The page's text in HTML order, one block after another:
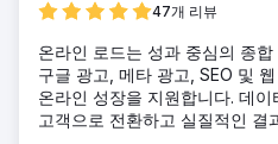
47개 리뷰
온라인 로드는 성과 중심의 종합
구글 광고, 메타 광고, SEO 및
온라인 성장을 지원합니다. 데
고객으로 전환하고 실질적인 결